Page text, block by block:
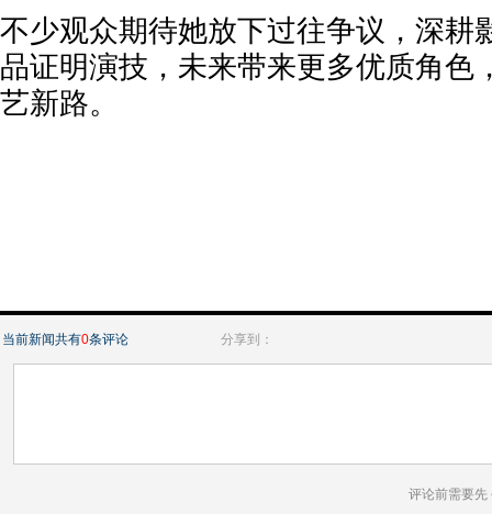
不少观众期待她放下过往争议，深耕
品证明演技，未来带来更多优质角色
艺新路。
当前新闻共有0条评论 分享到：
评论前需要先